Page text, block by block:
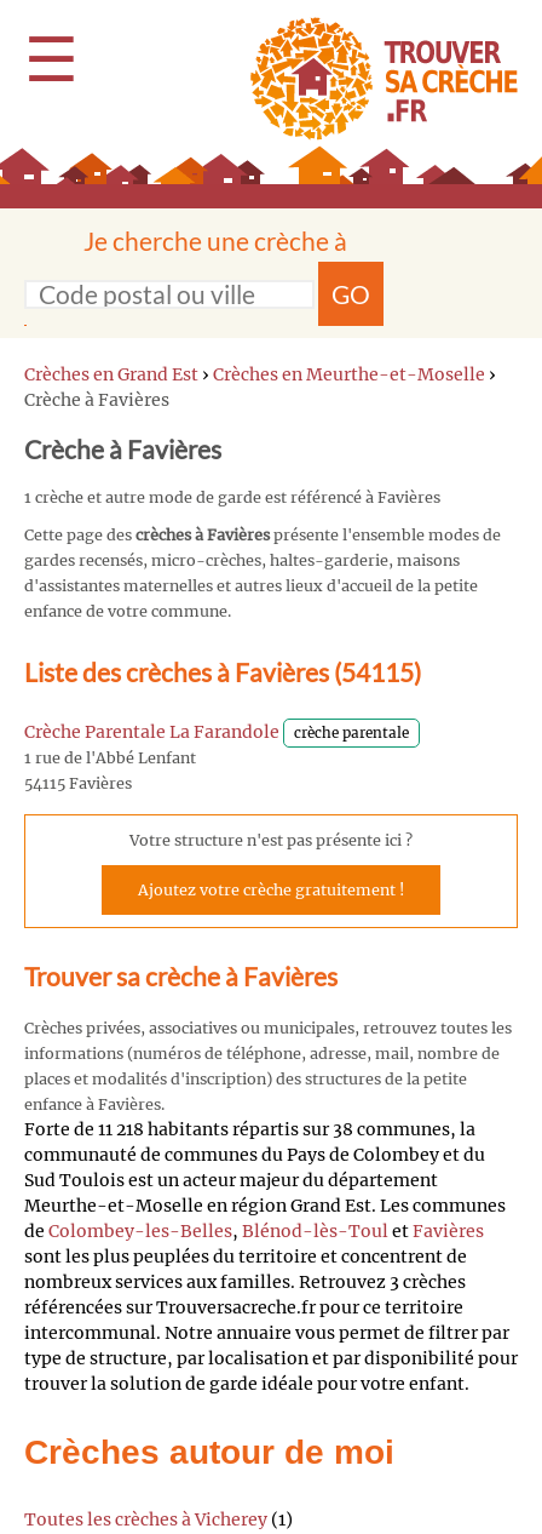
☰
Je cherche une crèche à
GO
Crèches en Grand Est › Crèches en Meurthe-et-Moselle ›
Crèche à Favières
Crèche à Favières
1 crèche et autre mode de garde est référencé à Favières
Cette page des crèches à Favièresprésente l'ensemble modes de
gardes recensés, micro-crèches, haltes-garderie, maisons
d'assistantes maternelles et autres lieux d'accueil de la petite
enfance de votre commune.
Liste des crèches à Favières (54115)
Crèche Parentale La Farandole crèche parentale
1 rue de l'Abbé Lenfant
54115 Favières
Votre structure n'est pas présente ici ?
Ajoutez votre crèche gratuitement !
Trouver sa crèche à Favières
Crèches privées, associatives ou municipales, retrouvez toutes les
informations (numéros de téléphone, adresse, mail, nombre de
places et modalités d'inscription) des structures de la petite
enfance à Favières.
Forte de 11 218 habitants répartis sur 38 communes, la
communauté de communes du Pays de Colombey et du
Sud Toulois est un acteur majeur du département
Meurthe-et-Moselle en région Grand Est. Les communes
de Colombey-les-Belles, Blénod-lès-TouletFavières
sont les plus peuplées du territoire et concentrent de
nombreux services aux familles. Retrouvez 3 crèches
référencées sur Trouversacreche.fr pour ce territoire
intercommunal. Notre annuaire vous permet de filtrer par
type de structure, par localisation et par disponibilité pour
trouver la solution de garde idéale pour votre enfant.
Crèches autour de moi
Toutes les crèches à Vicherey (1)